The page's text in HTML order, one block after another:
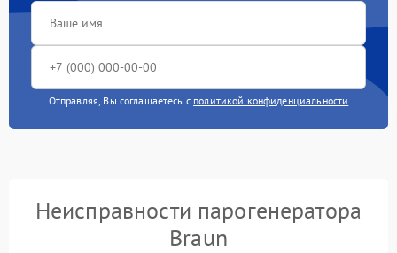
Отправляя, Вы соглашаетесь с политикой конфиденциальности
Неисправности парогенератора
Braun